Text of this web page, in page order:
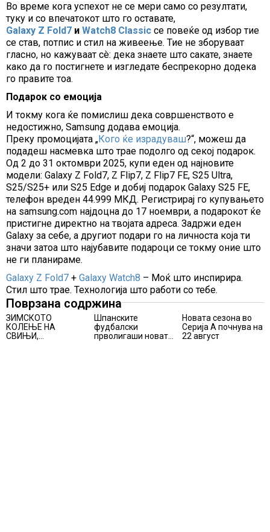
Во време кога успехот не се мери само со резултати,
туку и со впечатокот што го оставате,
Galaxy Z Fold7 и Watch8 Classic се повеќе од избор тие
се став, потпис и стил на живеење. Тие не зборуваат
гласно, но кажуваат сè: дека знаете што сакате, знаете
како да го постигнете и изгледате беспрекорно додека
го правите тоа.
Подарок со емоција
И токму кога ќе помислиш дека совршенството е
недостижно, Samsung додава емоција.
Преку промоцијата „Кого ќе израдуваш?“, можеш да
подадеш насмевка што трае подолго од секој подарок.
Од 2 до 31 октомври 2025, купи еден од најновите
модели: Galaxy Z Fold7, Z Flip7, Z Flip7 FE, S25 Ultra,
S25/S25+ или S25 Edge и добиј подарок Galaxy S25 FE,
телефон вреден 44.999 МКД. Регистрирај го купувањето
на samsung.com најдоцна до 17 ноември, а подарокот ќе
пристигне директно на твојата адреса. Задржи еден
Galaxy за себе, а другиот подари го на личноста која ти
значи затоа што најубавите подароци се токму оние што
не ги планираме.
Galaxy Z Fold7 + Galaxy Watch8 – Моќ што инспирира.
Стил што трае. Технологија што работи со тебе.
Поврзана содржина
ЗИМСКОТО
КОЛЕЊЕ НА
СВИЊИ,
Шпанските
фудбалски
прволигаши новата
Новата сезона во
Серија А почнува на
22 август